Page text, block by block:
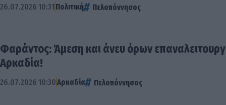
26.07.2026 10:31 Πολιτική Πελοπόννησος
Φαράντος: Άμεση και άνευ όρων
Αρκαδία!
26.07.2026 10:30Αρκαδία Πελοπόννησος